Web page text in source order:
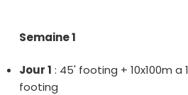
Semaine 1
Jour 1 : 45' footing + 10x100m a
footing